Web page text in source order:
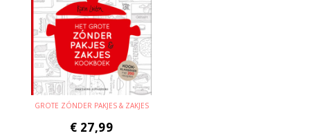
GROTE ZÓNDER PAKJES & ZAKJES
€ 27,99